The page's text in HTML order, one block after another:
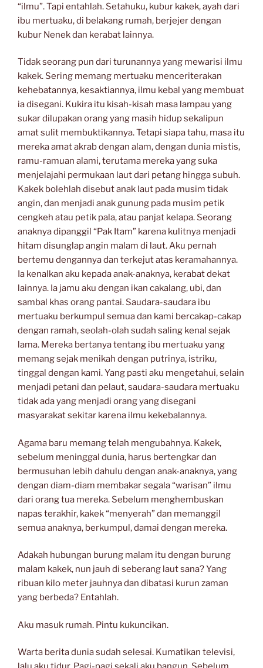
“ilmu”. Tapi entahlah. Setahuku, kubur kakek, ayah dari
ibu mertuaku, di belakang rumah, berjejer dengan
kubur Nenek dan kerabat lainnya.
Tidak seorang pun dari turunannya yang mewarisi ilmu
kakek. Sering memang mertuaku menceriterakan
kehebatannya, kesaktiannya, ilmu kebal yang membuat
ia disegani. Kukira itu kisah-kisah masa lampau yang
sukar dilupakan orang yang masih hidup sekalipun
amat sulit membuktikannya. Tetapi siapa tahu, masa itu
mereka amat akrab dengan alam, dengan dunia mistis,
ramu-ramuan alami, terutama mereka yang suka
menjelajahi permukaan laut dari petang hingga subuh.
Kakek bolehlah disebut anak laut pada musim tidak
angin, dan menjadi anak gunung pada musim petik
cengkeh atau petik pala, atau panjat kelapa. Seorang
anaknya dipanggil “Pak Itam” karena kulitnya menjadi
hitam disunglap angin malam di laut. Aku pernah
bertemu dengannya dan terkejut atas keramahannya.
Ia kenalkan aku kepada anak-anaknya, kerabat dekat
lainnya. Ia jamu aku dengan ikan cakalang, ubi, dan
sambal khas orang pantai. Saudara-saudara ibu
mertuaku berkumpul semua dan kami bercakap-cakap
dengan ramah, seolah-olah sudah saling kenal sejak
lama. Mereka bertanya tentang ibu mertuaku yang
memang sejak menikah dengan putrinya, istriku,
tinggal dengan kami. Yang pasti aku mengetahui, selain
menjadi petani dan pelaut, saudara-saudara mertuaku
tidak ada yang menjadi orang yang disegani
masyarakat sekitar karena ilmu kekebalannya.
Agama baru memang telah mengubahnya. Kakek,
sebelum meninggal dunia, harus bertengkar dan
bermusuhan lebih dahulu dengan anak-anaknya, yang
dengan diam-diam membakar segala “warisan” ilmu
dari orang tua mereka. Sebelum menghembuskan
napas terakhir, kakek “menyerah” dan memanggil
semua anaknya, berkumpul, damai dengan mereka.
Adakah hubungan burung malam itu dengan burung
malam kakek, nun jauh di seberang laut sana? Yang
ribuan kilo meter jauhnya dan dibatasi kurun zaman
yang berbeda? Entahlah.
Aku masuk rumah. Pintu kukuncikan.
Warta berita dunia sudah selesai. Kumatikan televisi,